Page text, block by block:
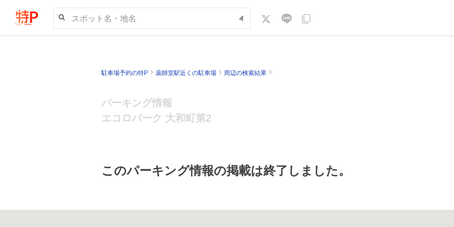
スポット名・地名
駐車場予約の特P 薬師堂駅近くの駐車場 周辺の検索結果
パーキング情報
エコロパーク 大和町第2
このパーキング情報の掲載は終了しました。